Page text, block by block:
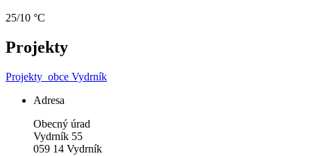
25/10 °C
Projekty
Projekty obce Vydrník
Adresa
Obecný úrad
Vydrník 55
059 14 Vydrník